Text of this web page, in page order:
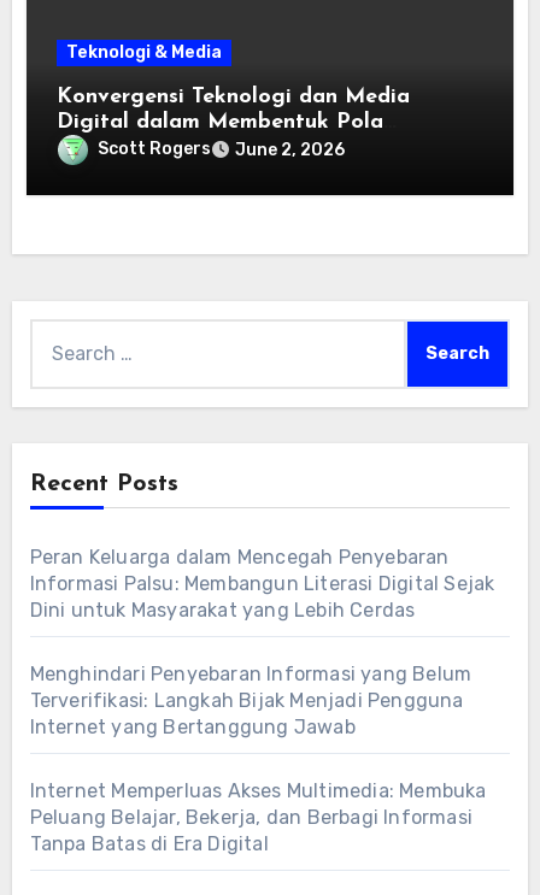
Teknologi & Media
Konvergensi Teknologi dan Media
Digital dalam Membentuk Pola
Konsumsi Informasi Modern
Scott Rogers June 2, 2026
Recent Posts
Peran Keluarga dalam Mencegah Penyebaran
Informasi Palsu: Membangun Literasi Digital Sejak
Dini untuk Masyarakat yang Lebih Cerdas
Menghindari Penyebaran Informasi yang Belum
Terverifikasi: Langkah Bijak Menjadi Pengguna
Internet yang Bertanggung Jawab
Internet Memperluas Akses Multimedia: Membuka
Peluang Belajar, Bekerja, dan Berbagi Informasi
Tanpa Batas di Era Digital